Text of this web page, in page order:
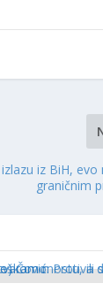
iz BiH, evo
graničnim